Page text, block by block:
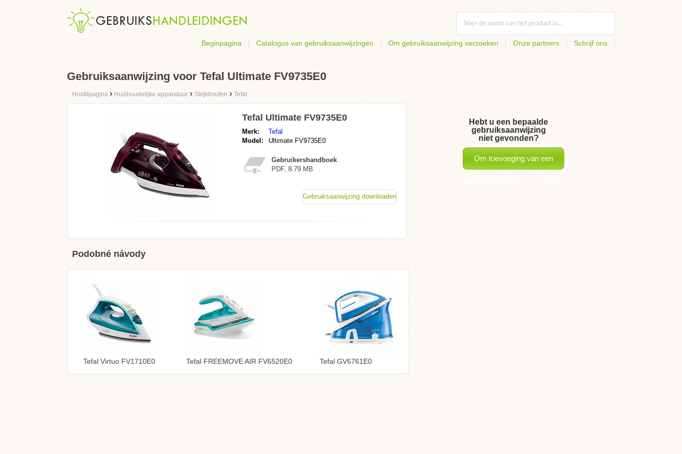
Beginpagina Catalogus van gebruiksaanwijzingen Om gebruiksaanwijzing verzoeken Onze partners Schrijf ons
Gebruiksaanwijzing voor Tefal Ultimate FV9735E0
Hoofdpagina › Huishoudelijke apparatuur › Strijkbouten › Tefal
Tefal Ultimate FV9735E0
Merk:
Tefal
Model:
Ultimate FV9735E0
Gebruikershandboek
PDF, 8.79 MB
Gebruiksaanwijzing downloaden
Podobné návody
Tefal Virtuo FV1710E0 Tefal FREEMOVE AIR FV6520E0 Tefal GV6761E0
Hebt u een bepaalde
gebruiksaanwijzing
niet gevonden?
Om toevoeging van een